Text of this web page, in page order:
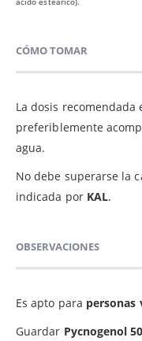
CÓMO TOMAR
La dosis recomendada
preferiblemente
agua.
No debe superarse la
indicada por KAL.
OBSERVACIONES
Es apto para personas
Guardar Pycnogenol